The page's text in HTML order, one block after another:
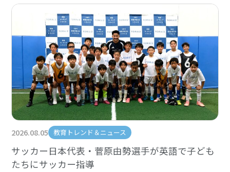
2026.08.05 教育トレンド＆ニュース
サッカー日本代表・菅原由勢選手が英語で子ども
たちにサッカー指導